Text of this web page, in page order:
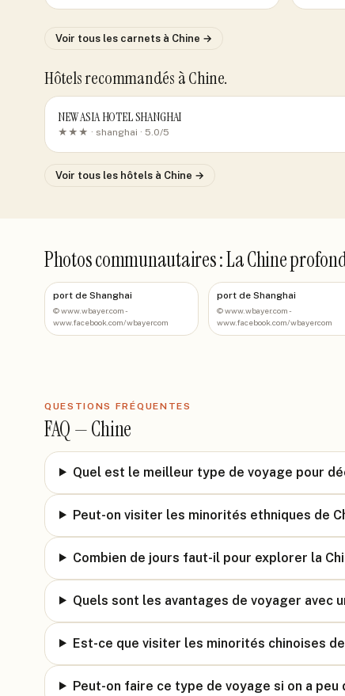
Voir tous les carnets à Chine →
Hôtels recommandés à Chine.
NEW ASIA HOTEL SHANGHAI
★★★ · shanghai · 5.0/5
Voir tous les hôtels à Chine →
Photos communautaires : La Chine
port de Shanghai
©www.wbayer.com -
www.facebook.com/wbayercom
port de Shanghai
©www.wbayer.com -
www.facebook.com/wbayercom
QUESTIONS FRÉQUENTES
FAQ —Chine
Quel est le meilleur type de voyage pour
Peut-on visiter les minorités ethniques de
Combien de jours faut-il pour explorer la
Quels sont les avantages de voyager avec
Est-ce que visiter les minorités chinoises
Peut-on faire ce type de voyage si on a